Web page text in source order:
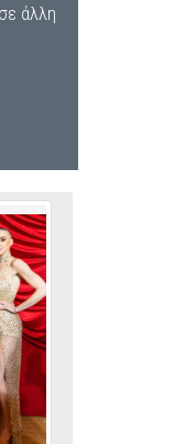
άλλη